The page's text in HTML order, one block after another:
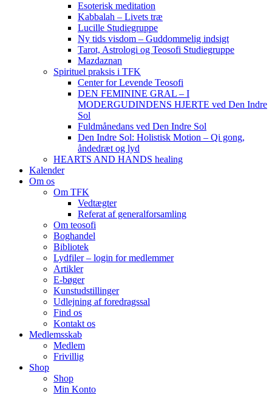
Esoterisk meditation
Kabbalah – Livets træ
Lucille Studiegruppe
Ny tids visdom – Guddommelig indsigt
Tarot, Astrologi og Teosofi Studiegruppe
Mazdaznan
Spirituel praksis i TFK
Center for Levende Teosofi
DEN FEMININE GRAL – I
MODERGUDINDENS HJERTE ved Den Indre
Sol
Fuldmånedans ved Den Indre Sol
Den Indre Sol: Holistisk Motion – Qi gong,
åndedræt og lyd
HEARTS AND HANDS healing
Kalender
Om os
Om TFK
Vedtægter
Referat af generalforsamling
Om teosofi
Boghandel
Bibliotek
Lydfiler – login for medlemmer
Artikler
E-bøger
Kunstudstillinger
Udlejning af foredragssal
Find os
Kontakt os
Medlemsskab
Medlem
Frivillig
Shop
Shop
Min Konto